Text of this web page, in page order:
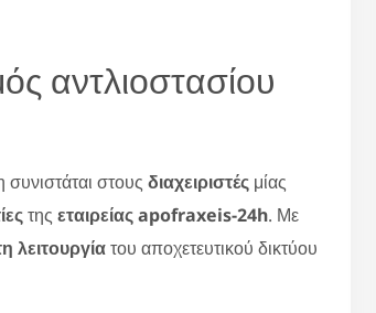
αντλιοστασίου
συνιστάται στους διαχειριστές μίας
της εταιρείας apofraxeis-24h. Με
λειτουργίατου αποχετευτικού δικτύου